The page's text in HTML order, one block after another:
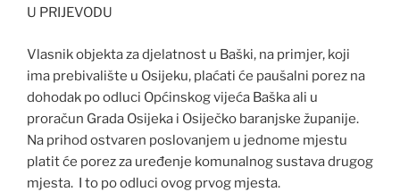
U PRIJEVODU
Vlasnik objekta za djelatnost u Baški, na primjer, koji
ima prebivalište u Osijeku, plaćati će paušalni porez na
dohodak po odluci Općinskog vijeća Baška ali u
proračun Grada Osijeka i Osiječko baranjske županije.
Na prihod ostvaren poslovanjem u jednome mjestu
platit će porez za uređenje komunalnog sustava drugog
mjesta. I to po odluci ovog prvog mjesta.